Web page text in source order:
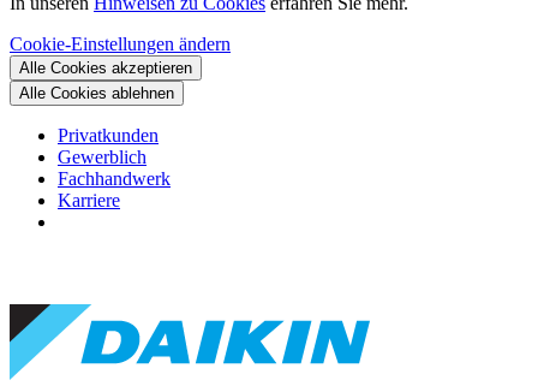
Cookie-Einstellungen ändern
Alle Cookies akzeptieren
Alle Cookies ablehnen
Privatkunden
Gewerblich
Fachhandwerk
Karriere